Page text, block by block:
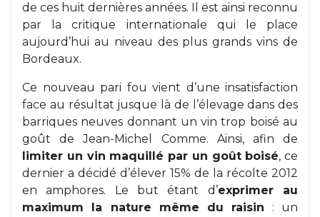
de ces huit dernières années. Il est ainsi reconnu
par la critique internationale qui le place
aujourd’hui au niveau des plus grands vins de
Bordeaux.
Ce nouveau pari fou vient d’une insatisfaction
face au résultat jusque là de l’élevage dans des
barriques neuves donnant un vin trop boisé au
goût de Jean-Michel Comme. Ainsi, afin de
limiter un vin maquillé par un goût boisé, ce
dernier a décidé d’élever 15% de la récolte 2012
en amphores. Le but étant d’exprimer au
maximum la nature même du raisin : un